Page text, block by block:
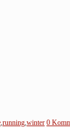
,running,winter 0